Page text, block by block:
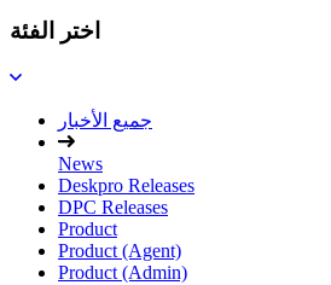
اختر الفئة
جميع الأخبار
News
Deskpro Releases
DPC Releases
Product
Product (Agent)
Product (Admin)